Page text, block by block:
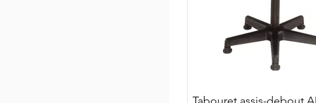
Tabouret assis-debout